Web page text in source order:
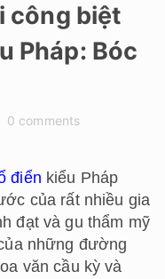
công biệt
Pháp: Bóc
0 comments
điển kiểu Pháp
của rất nhiều gia
đạt và gu thẩm mỹ
những đường
văn cầu kỳ và